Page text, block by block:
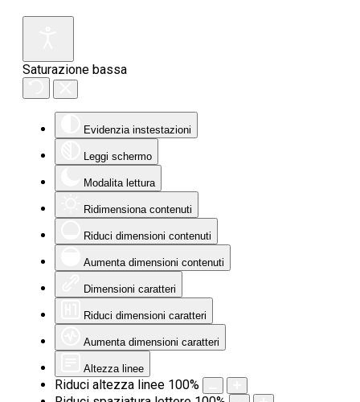
Saturazione bassa
Evidenzia instestazioni
Leggi schermo
Modalita lettura
Ridimensiona contenuti
Riduci dimensioni contenuti
Aumenta dimensioni contenuti
Dimensioni caratteri
Riduci dimensioni caratteri
Aumenta dimensioni caratteri
Altezza linee
Riduci altezza linee 100%